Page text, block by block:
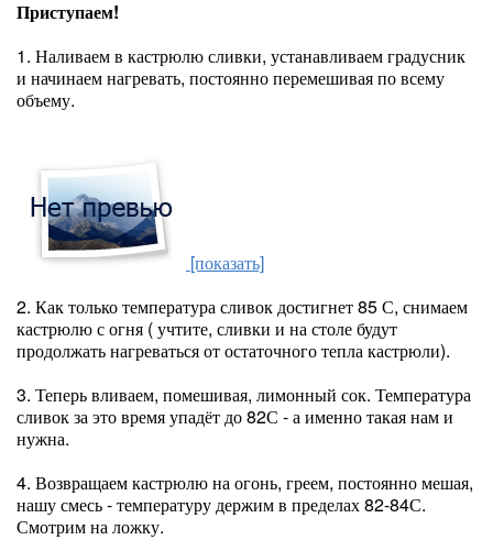
Приступаем!
1. Наливаем в кастрюлю сливки, устанавливаем градусник
и начинаем нагревать, постоянно перемешивая по всему
объему.
[показать]
2. Как только температура сливок достигнет 85 С, снимаем
кастрюлю с огня ( учтите, сливки и на столе будут
продолжать нагреваться от остаточного тепла кастрюли).
3. Теперь вливаем, помешивая, лимонный сок. Температура
сливок за это время упадёт до 82С - а именно такая нам и
нужна.
4. Возвращаем кастрюлю на огонь, греем, постоянно мешая,
нашу смесь - температуру держим в пределах 82-84С.
Смотрим на ложку.